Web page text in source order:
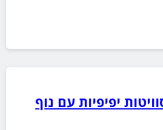
יפיפיות עם נוף